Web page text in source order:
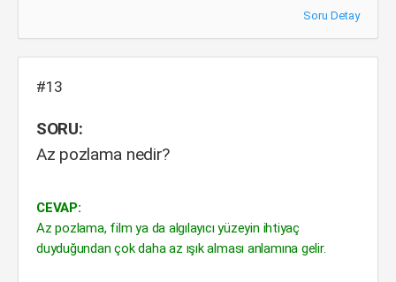
Soru Detay
#13
SORU:
Az pozlama nedir?
CEVAP:
Az pozlama, film ya da algılayıcı yüzeyin ihtiyaç
duyduğundan çok daha az ışık alması anlamına gelir.